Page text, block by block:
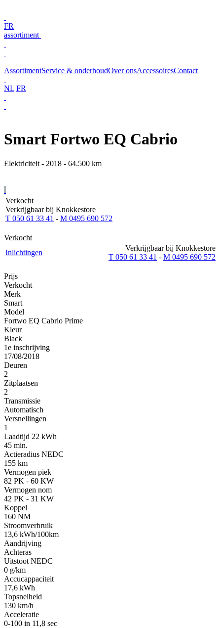
FR
assortiment
AssortimentService & onderhoudOver onsAccessoiresContact
NL FR
Smart Fortwo EQ Cabrio
Elektriciteit - 2018 - 64.500 km
Verkocht
Verkrijgbaar bij Knokkestore
T 050 61 33 41 - M 0495 690 572
Verkocht
Inlichtingen
Verkrijgbaar bij Knokkestore
T 050 61 33 41 - M 0495 690 572
Prijs
Verkocht
Merk
Smart
Model
Fortwo EQ Cabrio Prime
Kleur
Black
1e inschrijving
17/08/2018
Deuren
2
Zitplaatsen
2
Transmissie
Automatisch
Versnellingen
1
Laadtijd 22 kWh
45 min.
Actieradius NEDC
155 km
Vermogen piek
82 PK - 60 KW
Vermogen nom
42 PK - 31 KW
Koppel
160 NM
Stroomverbruik
13,6 kWh/100km
Aandrijving
Achteras
Uitstoot NEDC
0 g/km
Accucappaciteit
17,6 kWh
Topsnelheid
130 km/h
Acceleratie
0-100 in 11,8 sec